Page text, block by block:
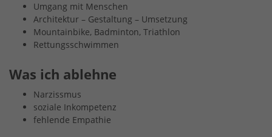
Umgang mit Menschen
Architektur – Gestaltung – Umsetzung
Mountainbike, Badminton, Triathlon
Rettungsschwimmen
Was ich ablehne
Narzissmus
soziale Inkompetenz
fehlende Empathie